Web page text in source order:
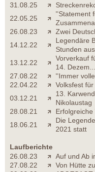
31.08.25
22.05.25
''Statement
26.08.23
Zwei
14.12.22
Legendäre
Stunden
13.12.22
Vorverkauf
14. Dezem...
27.08.22
''Immer
22.04.22
Volksfest
03.12.21
13.
Nikolaustag
28.08.21
18.06.21
Die
2021 statt
Laufberichte
26.08.23
Auf und Ab
27.08.22
Von Hütte